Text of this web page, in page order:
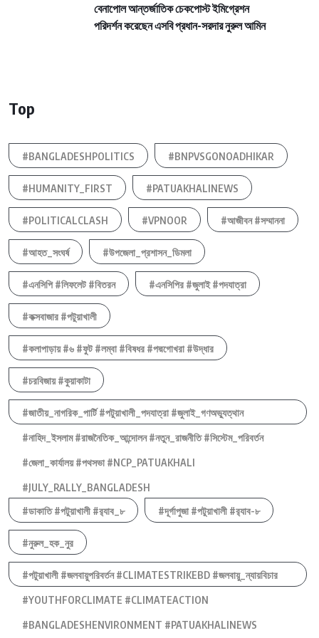
বেনাপোল আন্তর্জাতিক চেকপোস্ট ইমিগ্রেশন
পরিদর্শন করেছেন এসবি প্রধান-সরদার নুরুল আমিন
Top
#BANGLADESHPOLITICS #BNPVSGONOADHIKAR
#HUMANITY_FIRST #PATUAKHALINEWS
#POLITICALCLASH #VPNOOR #আজীবন #সম্মাননা
#আহত_সংঘর্ষ #উপজেলা_প্রশাসন_ডিমলা
#এনসিপি #লিফলেট #বিতরন #এনসিপির #জুলাই #পদযাত্রা
#কক্সবাজার #পটুয়াখালী
#কলাপাড়ায় #৬ #ফুট #লম্বা #বিষধর #পদ্মগোখরা #উদ্ধার
#চরবিজায় #কুয়াকাটা
#জাতীয়_নাগরিক_পার্টি #পটুয়াখালী_পদযাত্রা #জুলাই_গণঅভ্যুত্থান
#নাহিদ_ইসলাম #রাজনৈতিক_আন্দোলন #নতুন_রাজনীতি #সিস্টেম_পরিবর্তন
#জেলা_কার্যালয় #পথসভা #NCP_PATUAKHALI
#JULY_RALLY_BANGLADESH
#ডাকাতি #পটুয়াখালী #র‍্যাব_৮
#দূর্গাপুজা #পটুয়াখালী #র‍্যাব-৮
#নুরুল_হক_নুর
#পটুয়াখালী #জলবায়ুপরিবর্তন #CLIMATESTRIKEBD #জলবায়ু_ন্যায়বিচার
#YOUTHFORCLIMATE #CLIMATEACTION
#BANGLADESHENVIRONMENT #PATUAKHALINEWS